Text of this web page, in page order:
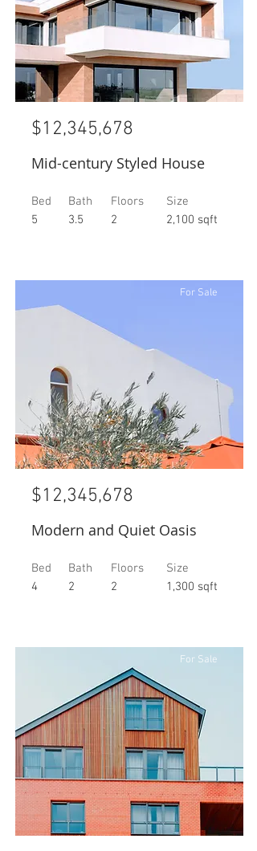
$12,345,678
Mid-century Styled House
Bed
5
Bath
3.5
Floors
2
Size
2,100 sqft
For Sale
$12,345,678
Modern and Quiet Oasis
Bed
4
Bath
2
Floors
2
Size
1,300 sqft
For Sale